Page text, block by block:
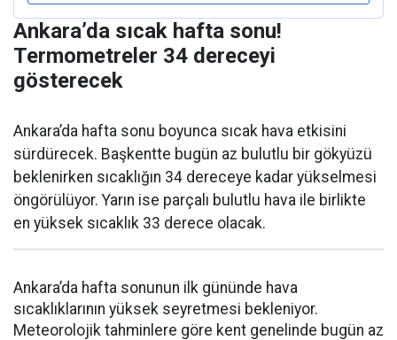
Ankara’da sıcak hafta sonu!
Termometreler 34 dereceyi
gösterecek
Ankara’da hafta sonu boyunca sıcak hava etkisini
sürdürecek. Başkentte bugün az bulutlu bir gökyüzü
beklenirken sıcaklığın 34 dereceye kadar yükselmesi
öngörülüyor. Yarın ise parçalı bulutlu hava ile birlikte
en yüksek sıcaklık 33 derece olacak.
Ankara’da hafta sonunun ilk gününde hava
sıcaklıklarının yüksek seyretmesi bekleniyor.
Meteorolojik tahminlere göre kent genelinde bugün az